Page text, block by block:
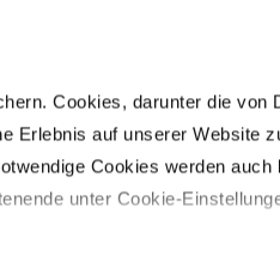
Cookies, darunter die von
Erlebnis auf unserer Website
Cookies werden auch
unter Cookie-
Güte“ nicht nur lehrt,